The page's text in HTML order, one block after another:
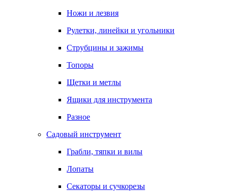
Ножи и лезвия
Рулетки, линейки и угольники
Струбцины и зажимы
Топоры
Щетки и метлы
Ящики для инструмента
Разное
Садовый инструмент
Грабли, тяпки и вилы
Лопаты
Секаторы и сучкорезы